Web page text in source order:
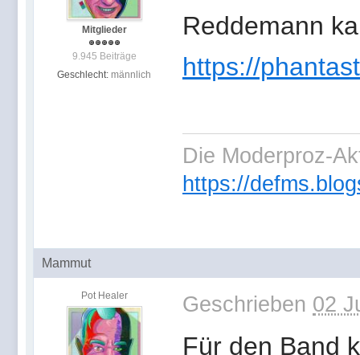
Mitglieder
9.945 Beiträge
Geschlecht: männlich
Reddemann
https://
Die Moderproz-
https://
Mammut
Pot Healer Geschrieben 02
Für den Band